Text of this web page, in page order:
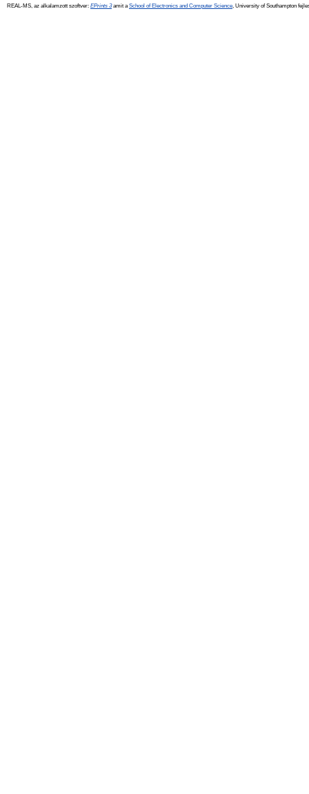
REAL-MS, az alkalamzott szoftver: EPrints 3amit a School of Electronics and Computer Science , University of Southampton